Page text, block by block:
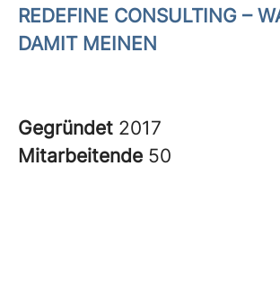
REDEFINE CONSULTING –
DAMIT MEINEN
Gegründet 2017
Mitarbeitende 50